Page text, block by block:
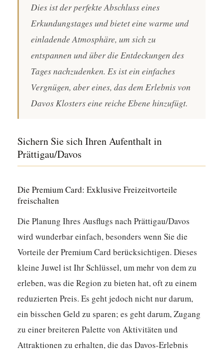
Dies ist der perfekte Abschluss eines
Erkundungstages und bietet eine warme und
einladende Atmosphäre, um sich zu
entspannen und über die Entdeckungen des
Tages nachzudenken. Es ist ein einfaches
Vergnügen, aber eines, das dem Erlebnis von
Davos Klosters eine reiche Ebene hinzufügt.
Sichern Sie sich Ihren Aufenthalt in
Prättigau/Davos
Die Premium Card: Exklusive Freizeitvorteile
freischalten
Die Planung Ihres Ausflugs nach Prättigau/Davos
wird wunderbar einfach, besonders wenn Sie die
Vorteile der Premium Card berücksichtigen. Dieses
kleine Juwel ist Ihr Schlüssel, um mehr von dem zu
erleben, was die Region zu bieten hat, oft zu einem
reduzierten Preis. Es geht jedoch nicht nur darum,
ein bisschen Geld zu sparen; es geht darum, Zugang
zu einer breiteren Palette von Aktivitäten und
Attraktionen zu erhalten, die das Davos-Erlebnis